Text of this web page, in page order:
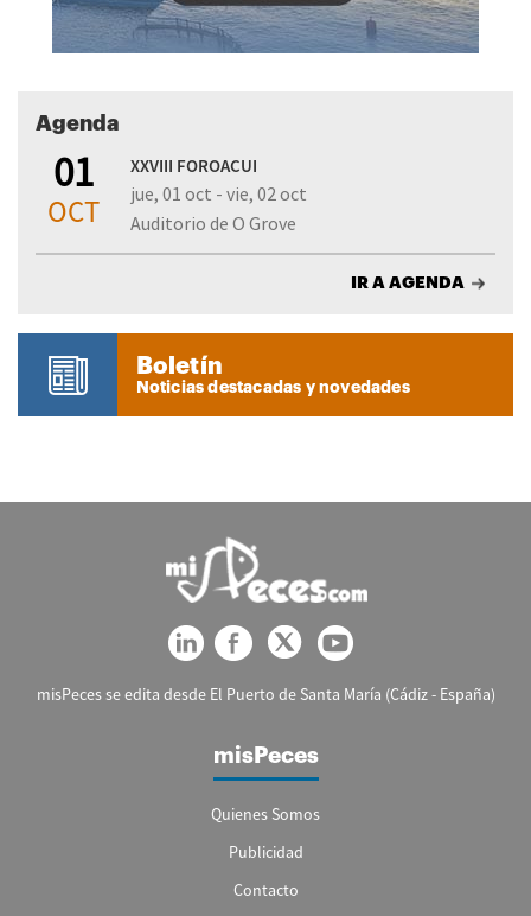
Agenda
01
OCT
XXVIII FOROACUI
jue, 01 oct - vie, 02 oct
Auditorio de O Grove
IR A AGENDA
Boletín
Noticias destacadas y novedades
misPeces se edita desde El Puerto de Santa María (Cádiz - España)
misPeces
Quienes Somos
Publicidad
Contacto